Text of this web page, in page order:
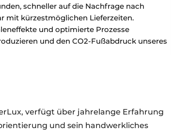
schneller auf die Nachfrage nach
mit kürzestmöglichen Lieferzeiten.
und optimierte Prozesse
und den CO2-Fußabdruck unseres
verfügt über jahrelange Erfahrung
und sein handwerkliches